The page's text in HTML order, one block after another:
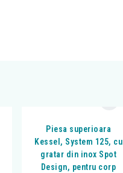
Piesa superioara
Kessel, System 125, cu
gratar din inox Spot
Design, pentru corp